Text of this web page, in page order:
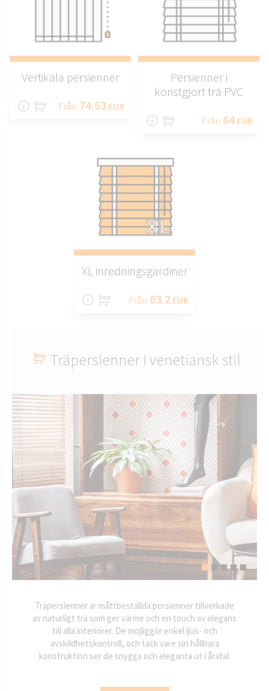
Vertikala persienner
Från 74.53 EUR
Persienner i
konstgjort trä PVC
Från 64 EUR
XL inredningsgardiner
Från 83.2 EUR
Träpersienner i venetiansk stil
Träpersienner är måttbeställda persienner tillverkade
av naturligt trä som ger värme och en touch av elegans
till alla interiörer. De möjliggör enkel ljus- och
avskildhetskontroll, och tack vare sin hållbara
konstruktion ser de snygga och eleganta ut i åratal.